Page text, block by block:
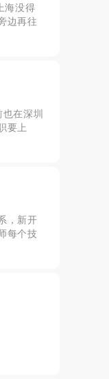
海没得
边再往
场子都
在发
在深圳
要上
的，
现在只
，新开
每个技
妹大
以，可